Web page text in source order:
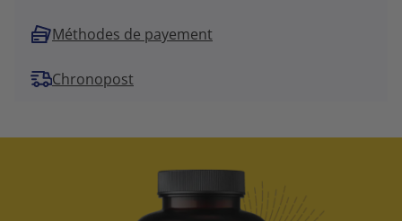
Méthodes de payement
Chronopost